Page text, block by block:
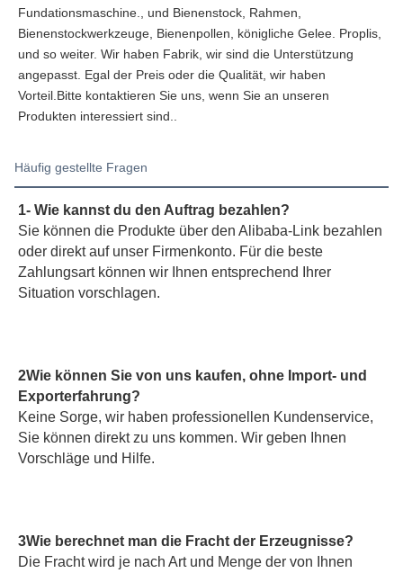
Fundationsmaschine., und Bienenstock, Rahmen,
Bienenstockwerkzeuge, Bienenpollen, königliche Gelee. Proplis,
und so weiter. Wir haben Fabrik, wir sind die Unterstützung
angepasst. Egal der Preis oder die Qualität, wir haben
Vorteil.Bitte kontaktieren Sie uns, wenn Sie an unseren
Produkten interessiert sind..
Häufig gestellte Fragen
1- Wie kannst du den Auftrag bezahlen?
Sie können die Produkte über den Alibaba-Link bezahlen
oder direkt auf unser Firmenkonto. Für die beste
Zahlungsart können wir Ihnen entsprechend Ihrer
Situation vorschlagen.
2Wie können Sie von uns kaufen, ohne Import- und
Exporterfahrung?
Keine Sorge, wir haben professionellen Kundenservice,
Sie können direkt zu uns kommen. Wir geben Ihnen
Vorschläge und Hilfe.
3Wie berechnet man die Fracht der Erzeugnisse?
Die Fracht wird je nach Art und Menge der von Ihnen